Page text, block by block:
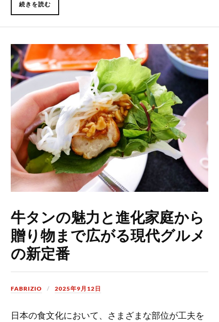
続きを読む
牛タンの魅力と進化家庭から
贈り物まで広がる現代グルメ
の新定番
FABRIZIO 2025年9月12日
日本の食文化において、さまざまな部位が工夫を